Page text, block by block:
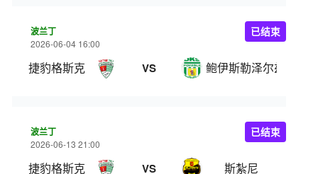
波兰丁
2026-06-04 16:00
捷豹格斯克 VS 鲍伊斯勒泽尔兹贡
已结束
波兰丁
2026-06-13 21:00
捷豹格斯克 VS 斯紮尼
已结束